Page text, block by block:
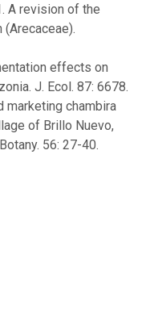
A revision of the
(Arecaceae).
effects on
J. Ecol. 87: 6678.
marketing chambira
of Brillo Nuevo,
56: 27-40.